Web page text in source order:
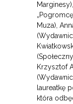
Muza),
Krzysztof
laureatkę
która